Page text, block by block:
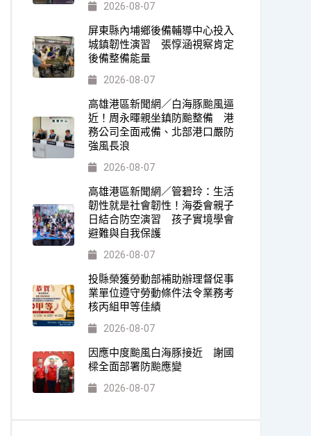
2026-08-07
屏東縣內埔鄉後備輔導中心投入
城鎮韌性演習 張惇涵視察肯定
後備整備能量
2026-08-07
高雄港區新聞網／白海豚颱風逼
近！周永暉親坐鎮防颱整備 港
務公司全面戒備、北部港口嚴防
強風長浪
2026-08-07
高雄港區新聞網／管碧玲：生活
韌性就是社會韌性！海委會親子
日結合防空演習 孩子實境學會
避難與自我保護
2026-08-07
投縣榮獲勞動部補助辦理督促事
業單位遵守勞動條件法令業務考
核丙組甲等佳績
2026-08-07
因應中度颱風白海豚接近 謝國
樑全面部署防颱應變
2026-08-07